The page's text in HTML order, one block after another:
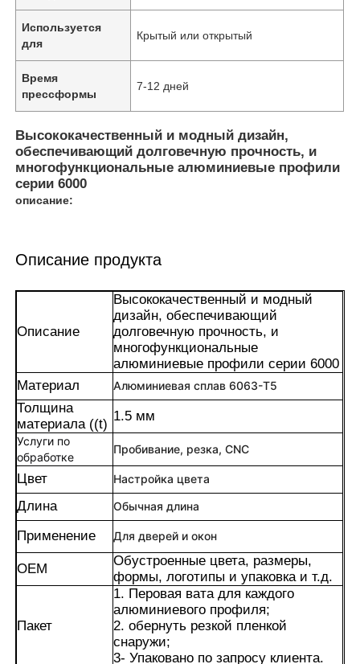
Дом
Используется
для
Крытый или открытый
Время
прессформы
7-12 дней
Высококачественный и модный дизайн,
обеспечивающий долговечную прочность, и
многофункциональные алюминиевые профили
серии 6000
описание:
Описание продукта
Описание
Высококачественный и модный
дизайн, обеспечивающий
долговечную прочность, и
многофункциональные
алюминиевые профили серии 6000
Материал
Алюминиевая сплав 6063-T5
Толщина
материала ((t)
1.5 мм
Услуги по
обработке
Пробивание, резка, CNC
Цвет Настройка цвета
Длина Обычная длина
Применение Для дверей и окон
OEM
Обустроенные цвета, размеры,
формы, логотипы и упаковка и т.д.
Пакет
1. Перовая вата для каждого
алюминиевого профиля;
2. обернуть резкой пленкой
снаружи;
3- Упаковано по запросу клиента.